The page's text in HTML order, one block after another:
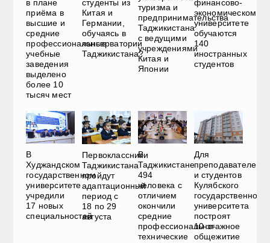
в плане
приёма в
высшие и
средние
профессиональные
учебные
заведения
выделено
более 10
тысяч мест
студенты из
Китая и
Германии,
обучаясь в
консерватории
Таджикистана?
туризма и
предпринимательства
Таджикистана
с ведущими
учреждениями
Китая и
Японии
финансово-
экономическом
университете
обучаются
140
иностранных
студентов
В
Худжандском
государственном
университете
учредили
17 новых
специальностей
Первоклассники
Таджикистана
пройдут
адаптационный
период с
18 по 29
августа
В
Таджикистане
494
человека с
отличием
окончили
средние
профессионально-
технические
Для
преподавателей
и студентов
Кулябского
государственного
университета
построят
10-этажное
общежитие